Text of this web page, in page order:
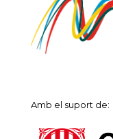
Amb el suport de: